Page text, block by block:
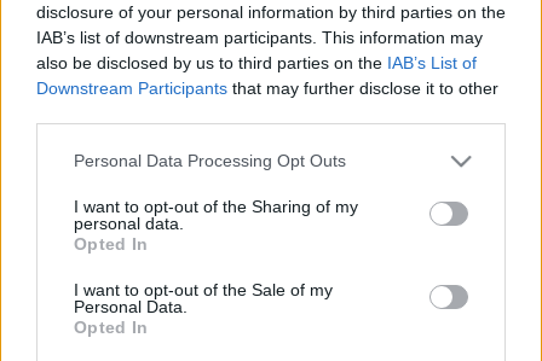
disclosure of your personal information by third parties on the
IAB’s list of downstream participants. This information may
also be disclosed by us to third parties on the IAB’s List of
Downstream Participants that may further disclose it to other
Please note that this website/app uses one or more Google
not limited to your visit or usage behaviour. You may click to
grant or deny consent to Google and its third-party tags to
use your data for below specified purposes in below Google
consent section.
Personal Data Processing Opt Outs
I want to opt-out of the Sharing of my
personal data.
Opted In
I want to opt-out of the Sale of my
Personal Data.
Opted In
Dési János írása az Egyenlítő blognak. Egy régi
mániámhoz térek vissza. Milyen lesz az élet a Fidesz
bukása után? Miként lehet újra demokrácia? Aki
piszkálta már számítógépe rendszerprogramját az
egyszerű…